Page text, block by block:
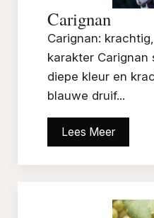
Carignan
Carignan:
karakter Carignan
diepe kleur en
blauwe druif...
Lees Meer